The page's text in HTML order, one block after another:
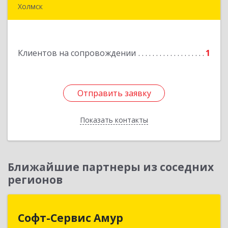
Холмск
Клиентов на сопровождении 1
Отправить заявку
Показать контакты
Подробнее
Отправить заявку
Назад
Ближайшие партнеры из соседних
регионов
Софт-Сервис Амур